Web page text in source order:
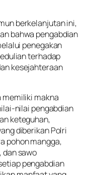
berkelanjutan ini,
bahwa pengabdian
penegakan
terhadap
kesejahteraan
memiliki makna
nilai pengabdian
keteguhan,
diberikan Polri
pohon mangga,
dan sawo
pengabdian